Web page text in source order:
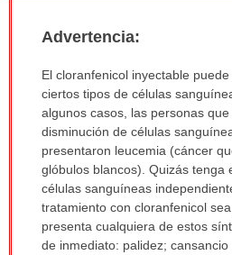
Advertencia:
Advertencia:
sido
extendido.
El cloranfenicol inyectable
ciertos tipos de células
algunos casos, las personas
disminución de células
presentaron leucemia (cáncer
glóbulos blancos). Quizás tenga
células sanguíneas
tratamiento con cloranfenicol
presenta cualquiera de estos
de inmediato: palidez;